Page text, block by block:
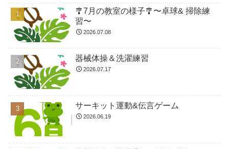
🎐7月の教室の様子🎐〜卓球& 掃除練
習〜
2026.07.08
器械体操＆洗濯練習
2026.07.17
サーキット運動&伝言ゲーム
2026.06.19